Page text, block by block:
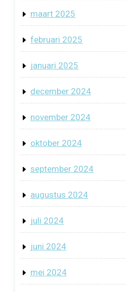
maart 2025
februari 2025
januari 2025
december 2024
november 2024
oktober 2024
september 2024
augustus 2024
juli 2024
juni 2024
mei 2024